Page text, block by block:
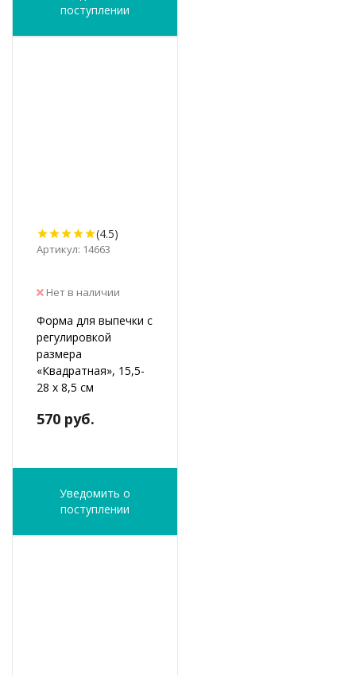
поступлении
(4.5)
Артикул: 14663
Нет в наличии
Форма для выпечки с
регулировкой
размера
«Квадратная», 15,5-
28 х 8,5 см
570 руб.
Уведомить о
поступлении